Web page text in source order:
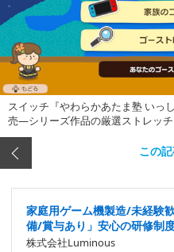
スイッチ『やわらかあたま塾 いっ
売―シリーズ作品の厳選ストレッ
この
家庭用ゲーム機製造/未経験
備/賞与あり」安心の研修制
株式会社Luminous